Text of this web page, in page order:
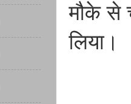
मौके से
लिया।